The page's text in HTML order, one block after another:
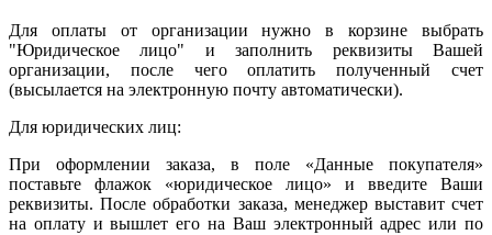
Для оплаты от организации нужно в корзине выбрать
"Юридическое лицо" и заполнить реквизиты Вашей
организации, после чего оплатить полученный счет
(высылается на электронную почту автоматически).
Для юридических лиц:
При оформлении заказа, в поле «Данные покупателя»
поставьте флажок «юридическое лицо» и введите Ваши
реквизиты. После обработки заказа, менеджер выставит счет
на оплату и вышлет его на Ваш электронный адрес или по